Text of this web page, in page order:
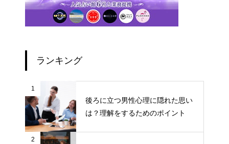
ランキング
1
後ろに立つ男性心理に隠れた思い
は？理解をするためのポイント
2